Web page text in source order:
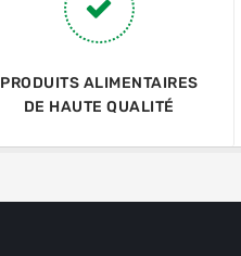
PRODUITS ALIMENTAIRES
DE HAUTE QUALITÉ